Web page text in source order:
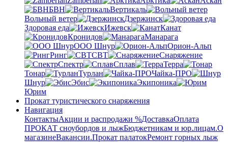
БВН
Вертикаль
Вольный ветер
Дзержинск
Здоровая еда
Ижевск
Канат
Кронидов
Манарага
ООО Шнур
Орион-Альп
Ринг
СВТ
Снаряжение
Спектр
Сплав
Терра
Тонар
Турлан
Чайка-ПРО
Шнур
Эбис
Экипоника
Юрим
Прокат туристического снаряжения
Навигация
КонтактыАкции и распродажи %ДоставкаОплата
ПРОКАТ сноубордов и лыжБюджетникам и юр.лицам.О
магазинеВакансии.Прокат палатокРемонт горных лыж